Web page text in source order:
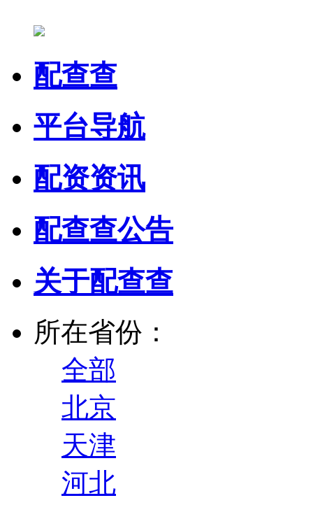
配查查
平台导航
配资资讯
配查查公告
关于配查查
所在省份：
全部
北京
天津
河北